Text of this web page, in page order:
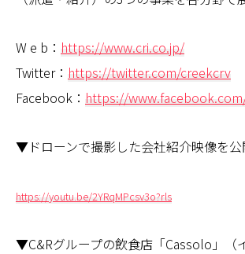
W e b： https://www.cri.co.jp/
Twitter： https://twitter.com/creekcrv
Facebook： https://
▼ドローンで撮影した会社紹介映像を公
https://youtu.be/2YRqMPcsv3o?rls
▼C&Rグループの飲食店「Cassolo」（